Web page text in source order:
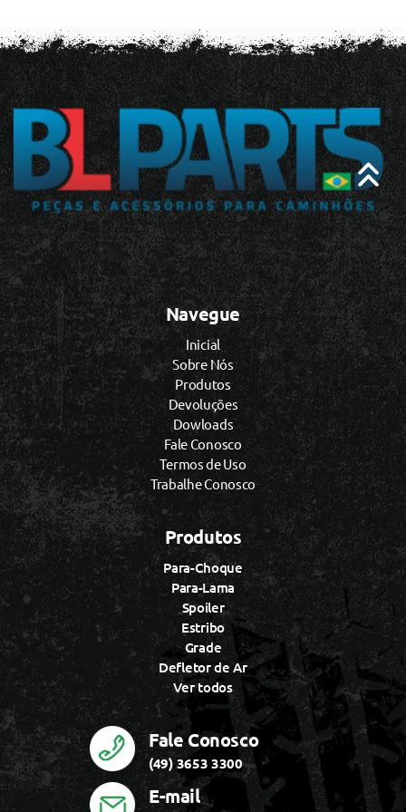
Navegue
Inicial
Sobre Nós
Produtos
Devoluções
Dowloads
Fale Conosco
Termos de Uso
Trabalhe Conosco
Produtos
Para-Choque
Para-Lama
Spoiler
Estribo
Grade
Defletor de Ar
Ver todos
Fale Conosco
(49) 3653 3300
E-mail